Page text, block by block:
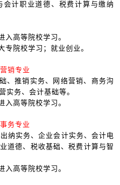
计职业道德、税费计算与缴纳
入高等院校学习。
专院校学习；就业创业。
销专业
、推销实务、网络营销、商务沟
实务、会计基础等。
入高等院校学习。
务专业
纳实务、企业会计实务、会计电
道德、税收基础、税费计算与智
入高等院校学习。